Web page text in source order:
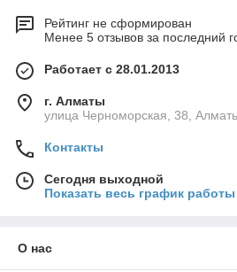
Рейтинг не сформирован
Менее 5 отзывов за последний
Работает с 28.01.2013
г. Алматы
улица Черноморская, 38,
Контакты
Сегодня выходной
Показать весь график работы
О нас